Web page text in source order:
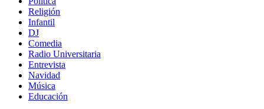
Religión
Infantil
DJ
Comedia
Radio Universitaria
Entrevista
Navidad
Música
Educación